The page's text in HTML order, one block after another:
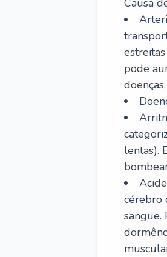
Causa
pode
doenças;
lentas).
cérebro
sangue.